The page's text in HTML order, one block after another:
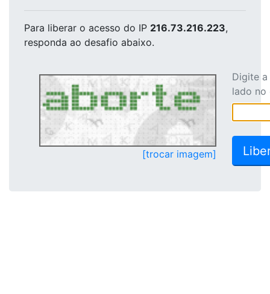
Para liberar o acesso do IP 216.73.216.223,
responda ao desafio abaixo.
[trocar imagem]
Digite
lado no